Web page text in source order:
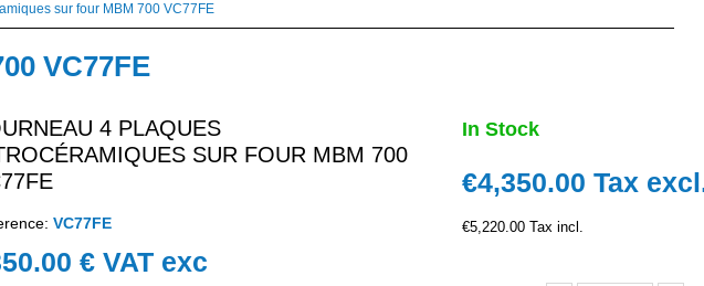
sur four MBM 700 VC77FE
VC77FE
4 PLAQUES
SUR FOUR MBM 700
VC77FE
€ VAT exc
In Stock
€4,350.00Tax
€5,220.00 Tax incl.